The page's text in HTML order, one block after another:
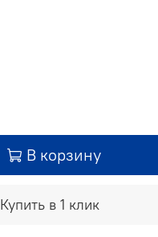
В корзину
Купить в 1 клик